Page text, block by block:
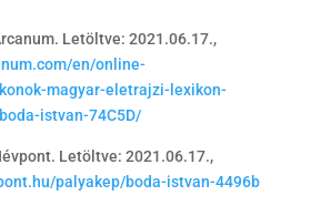
Letöltve: 2021.06.17.,
en/online-
magyar-eletrajzi-lexikon-
istvan-74C5D/
Letöltve: 2021.06.17.,
palyakep/boda-istvan-4496b